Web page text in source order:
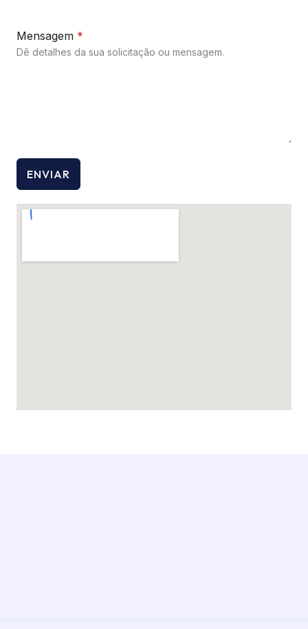
Mensagem *
Dê detalhes da sua solicitação ou mensagem.
ENVIAR